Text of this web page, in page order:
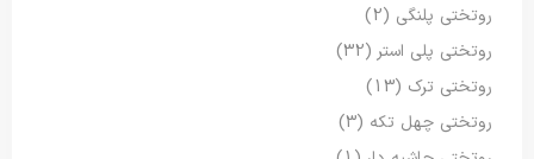
روتختی پلنگی (2)
روتختی پلی استر(32)
روتختی ترک (13)
روتختی چهل تکه (3)